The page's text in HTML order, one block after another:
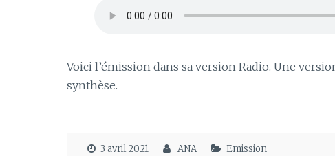
Voici l’émission dans sa version Radio. Une
synthèse.
3 avril 2021 ANA Emission